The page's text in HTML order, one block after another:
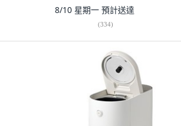
8/10 星期一 預計送達
(334)